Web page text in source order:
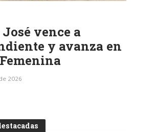
José vence a
y avanza en
2026